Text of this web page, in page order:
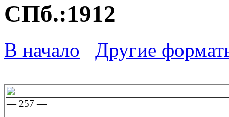
СПб.:1912
В начало Другие
— 257 —